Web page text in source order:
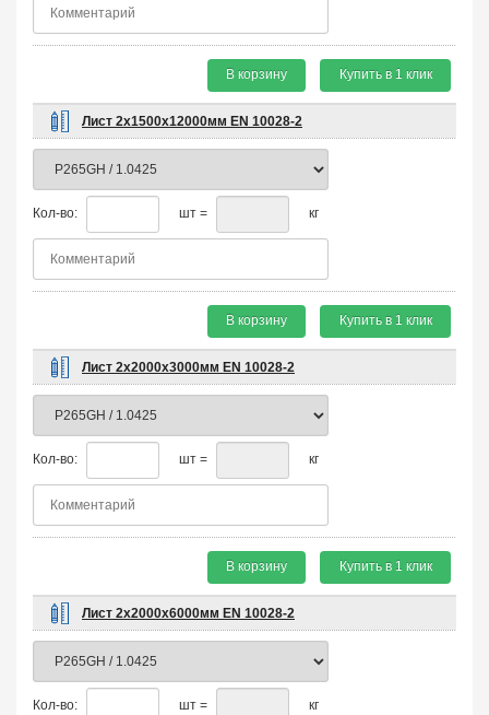
В корзину Купить в 1 клик
Лист 2х1500х12000мм EN 10028-2
Кол-во: шт = кг
В корзину Купить в 1 клик
Лист 2х2000х3000мм EN 10028-2
Кол-во: шт = кг
В корзину Купить в 1 клик
Лист 2х2000х6000мм EN 10028-2
Кол-во: шт = кг